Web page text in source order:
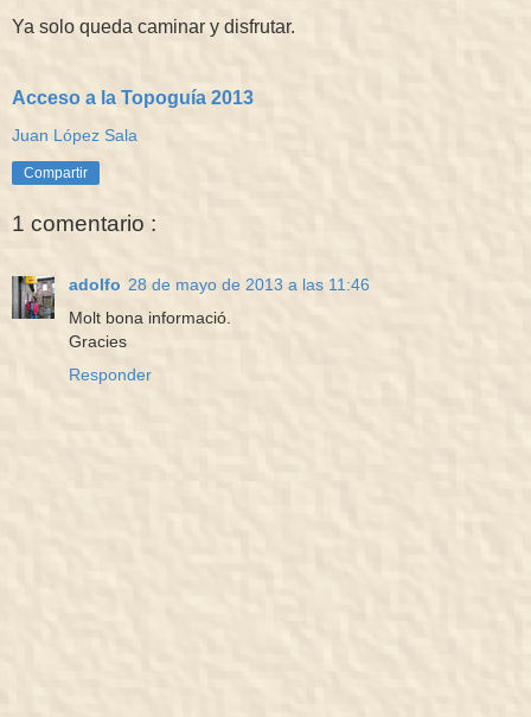
Ya solo queda caminar y disfrutar.
Acceso a la Topoguía 2013
Juan López Sala
Compartir
1 comentario :
adolfo 28 de mayo de 2013 a las 11:46
Molt bona informació.
Gracies
Responder